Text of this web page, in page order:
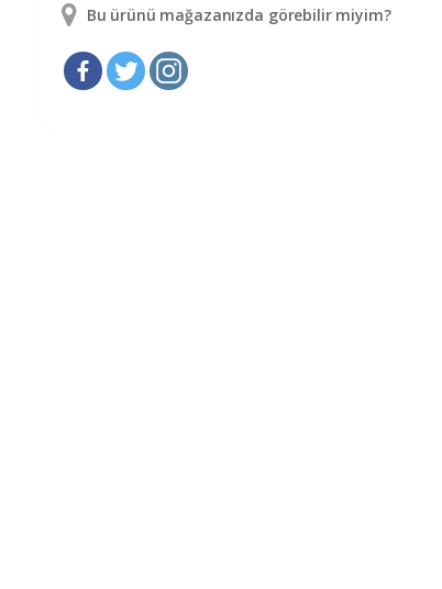
Bu ürünü mağazanızda görebilir miyim?